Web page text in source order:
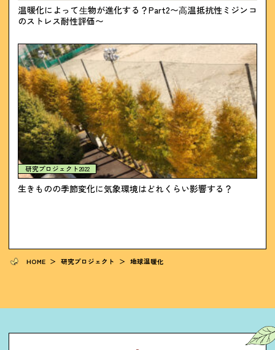
温暖化によって⽣物が進化する？Part2〜⾼温抵抗性ミジンコ
のストレス耐性評価〜
研究プロジェクト2022
生きものの季節変化に気象環境はどれくらい影響する？
HOME ＞ 研究プロジェクト ＞ 地球温暖化